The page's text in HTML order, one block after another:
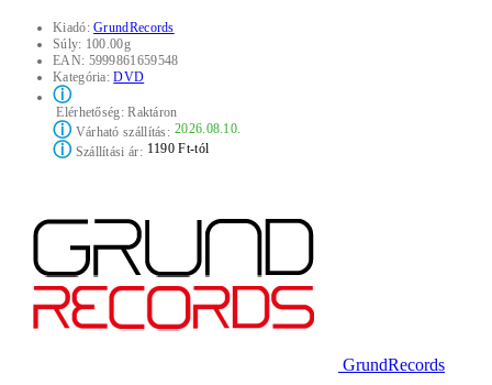
Kiadó:GrundRecords
Súly: 100.00g
EAN: 5999861659548
Kategória:DVD
ⓘ
Elérhetőség:Raktáron
ⓘVárható szállítás: 2026.08.10.
ⓘSzállítási ár: 1190 Ft-tól
GrundRecords